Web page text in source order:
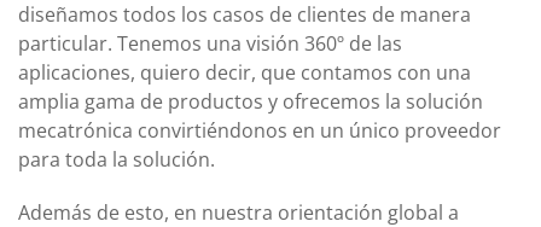
diseñamos todos los casos de clientes de manera
particular. Tenemos una visión 360º de las
aplicaciones, quiero decir, que contamos con una
amplia gama de productos y ofrecemos la solución
mecatrónica convirtiéndonos en un único proveedor
para toda la solución.
Además de esto, en nuestra orientación global a